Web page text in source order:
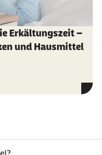
Erkältungszeit –
und Hausmittel